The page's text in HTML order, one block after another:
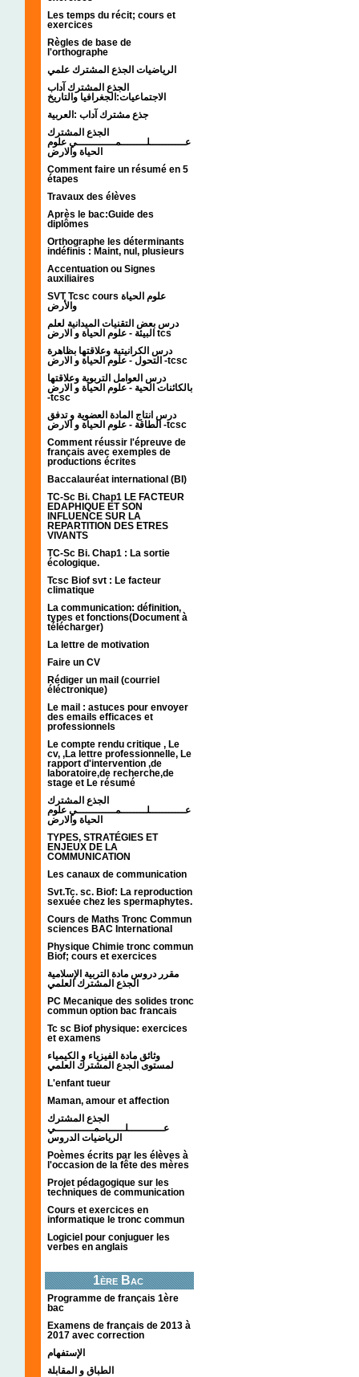
Les temps du récit; cours et
exercices
Règles de base de
l'orthographe
الرياضيات الجذع المشترك علمي
الجذع المشترك آداب
الاجتماعيات:الجغرافيا والتاريخ
جذع مشترك آداب :العربية
الجذع المشترك
عـــــــــــلــــــــمــــــــــــي علوم
الحياة والارض
Comment faire un résumé en 5
étapes
Travaux des élèves
Après le bac:Guide des
diplômes
Orthographe les déterminants
indéfinis : Maint, nul, plusieurs
Accentuation ou Signes
auxiliaires
SVT Tcsc cours علوم الحياة
والأرض
درس بعض التقنيات الميدانية لعلم
البيئة - علوم الحياة و الارض tcs
درس الكرانيتية وعلاقتها بظاهرة
التحول - علوم الحياة و الارض -tcsc
درس العوامل التربوية وعلاقتها
بالكائنات الحية - علوم الحياة و الارض
-tcsc
درس انتاج المادة العضوية و تدفق
الطاقة - علوم الحياة و الارض -tcsc
Comment réussir l'épreuve de
français avec exemples de
productions écrites
Baccalauréat international (BI)
TC-Sc Bi. Chap1 LE FACTEUR
EDAPHIQUE ET SON
INFLUENCE SUR LA
REPARTITION DES ETRES
VIVANTS
TC-Sc Bi. Chap1 : La sortie
écologique.
Tcsc Biof svt : Le facteur
climatique
La communication: définition,
types et fonctions(Document à
télécharger)
La lettre de motivation
Faire un CV
Rédiger un mail (courriel
éléctronique)
Le mail : astuces pour envoyer
des emails efficaces et
professionnels
Le compte rendu critique , Le
cv, ,La lettre professionnelle, Le
rapport d'intervention ,de
laboratoire,de recherche,de
stage et Le résumé
الجذع المشترك
عـــــــــــلــــــــمــــــــــــي علوم
الحياة والارض
TYPES, STRATÉGIES ET
ENJEUX DE LA
COMMUNICATION
Les canaux de communication
Svt.Tc. sc. Biof: La reproduction
sexuée chez les spermaphytes.
Cours de Maths Tronc Commun
sciences BAC International
Physique Chimie tronc commun
Biof; cours et exercices
مقرر دروس مادة التربية الإسلامية
الجذع المشترك العلمي
PC Mecanique des solides tronc
commun option bac francais
Tc sc Biof physique: exercices
et examens
وثائق مادة الفيزياء و الكيمياء
L'enfant tueur
Maman, amour et affection
الجذع المشترك
عـــــــــــلــــــــمــــــــــــي
الرياضيات الدروس
Poèmes écrits par les élèves à
l'occasion de la fête des mères
Projet pédagogique sur les
techniques de communication
Cours et exercices en
informatique le tronc commun
Logiciel pour conjuguer les
verbes en anglais
1ère Bac
Programme de français 1ère
bac
Examens de français de 2013 à
2017 avec correction
الإستفهام
الطباق و المقابلة